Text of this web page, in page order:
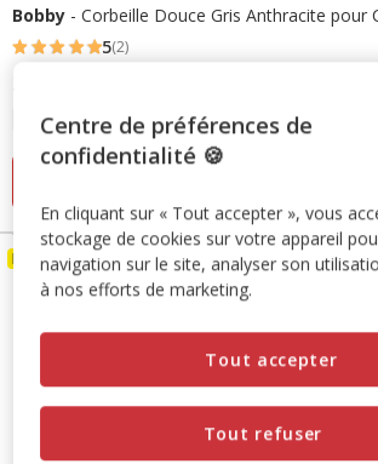
Bobby - Corbeille Douce Gris Anthracite pour
5
avec
5(2)
23.75€
à
46.99€
4 options de taille
Destockage 40%
Centre de préférences de
confidentialité 🍪
En cliquant sur « Tout accepter », vous
stockage de cookies sur votre appareil
navigation sur le site, analyser son
à nos efforts de marketing.
Tout refuser
Tout accepter